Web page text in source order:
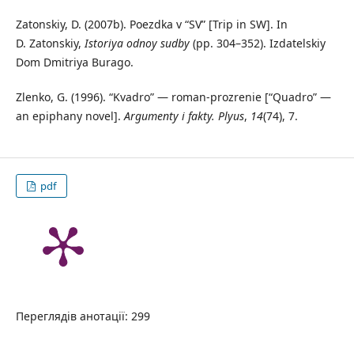
Zatonskiy, D. (2007b). Poezdka v “SV” [Trip in SW]. In
D. Zatonskiy, Istoriya odnoy sudby(pp. 304–352). Izdatelskiy
Dom Dmitriya Burago.
Zlenko, G. (1996). “Kvadro” — roman-prozrenie [“Quadro” —
an epiphany novel]. Argumenty i fakty. Plyus, 14(74), 7.
pdf
Переглядів анотації: 299